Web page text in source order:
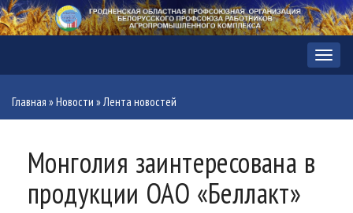
Меню
Главная »Новости »Лента новостей
Монголия заинтересована в
продукции ОАО «Беллакт»